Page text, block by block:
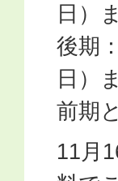
日）
後期
日）
前期
11月